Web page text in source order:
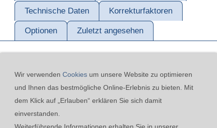
Technische Daten Korrekturfaktoren
Optionen Zuletzt angesehen
Kontakt 24h-Notfall-Hotline Cookies Widerrufsrecht
Wir verwenden Cookies um unsere Website zu optimieren
und Ihnen das bestmögliche Online-Erlebnis zu bieten. Mit
dem Klick auf „Erlauben“ erklären Sie sich damit
einverstanden.